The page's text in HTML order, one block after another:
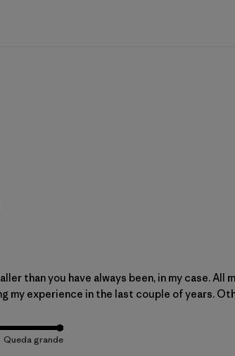
than you have always been, in my case.
my experience in the last couple of years.